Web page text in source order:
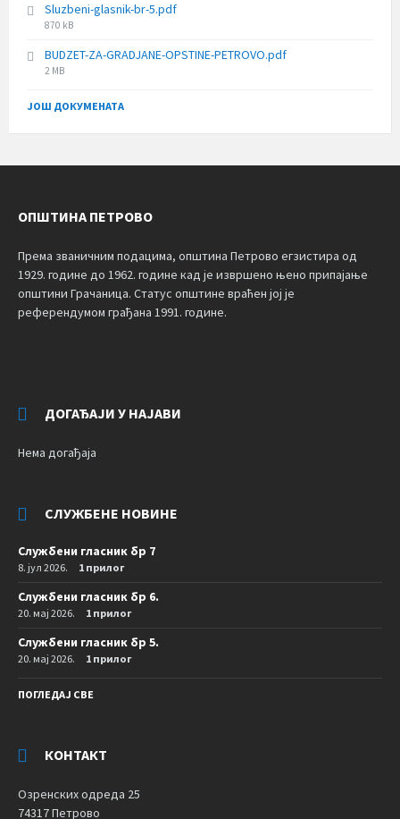
Sluzbeni-glasnik-br-5.pdf
File
870 kB
BUDZET-ZA-GRADJANE-OPSTINE-PETROVO.pdf
File
2 MB
ЈОШ ДОКУМЕНАТА
ОПШТИНА ПЕТРОВО
Према званичним подацима, општина Петрово егзистира од
1929. године до 1962. године кад је извршено њено припајање
општини Грачаница. Статус општине враћен јој је
референдумом грађана 1991. године.
ДОГАЂАЈИ У НАЈАВИ
Нема догађаја
СЛУЖБЕНЕ НОВИНЕ
Службени гласник бр 7
8. јул 2026. 1 прилог
Службени гласник бр 6.
20. мај 2026. 1 прилог
Службени гласник бр 5.
20. мај 2026. 1 прилог
ПОГЛЕДАЈ СВЕ
КОНТАКТ
Озренских одреда 25
74317 Петрово